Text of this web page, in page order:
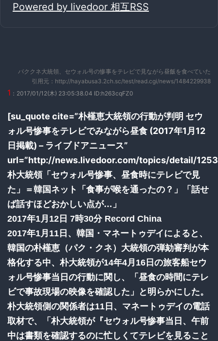
Powered by livedoor 相互RSS
パククネ大統領、セウォル号の惨事をテレビで見ながら昼飯を食べていた
引用元：http://hayabusa3.2ch.sc/test/read.cgi/news/1484229938
1 ：2017/01/12(木) 23:05:38.04 ID:h263cqFZ0
[su_quote cite=”朴槿恵大統領の行動が判明 セウ
ォル号惨事をテレビでみながら昼食 (2017年1月12
日掲載) – ライブドアニュース”
url=”http://news.livedoor.com/topics/detail/
朴大統領「セウォル号惨事、昼食時にテレビで見
た」＝韓国ネット「食事が喉を通ったの？」「話せ
ば話すほどおかしい点が…」
2017年1月12日 7時30分 Record China
2017年1月11日、韓国・マネートゥデイによると、
韓国の朴槿恵（パク・クネ）大統領の弾劾審判が本
格化する中、朴大統領が14年4月16日の旅客船セウ
ォル号惨事当日の行動に関し、「昼食の時間にテレ
ビで事故現場の映像を確認した」と明らかにした。
朴大統領側の関係者は11日、マネートゥデイの電話
取材で、「朴大統領が『セウォル号惨事当日、午前
中は書類を確認するのに忙しくてテレビを見ること